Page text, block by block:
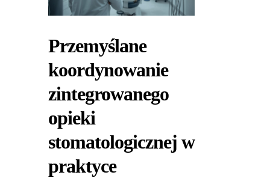
Przemyślane
koordynowanie
zintegrowanego
opieki
stomatologicznej w
praktyce